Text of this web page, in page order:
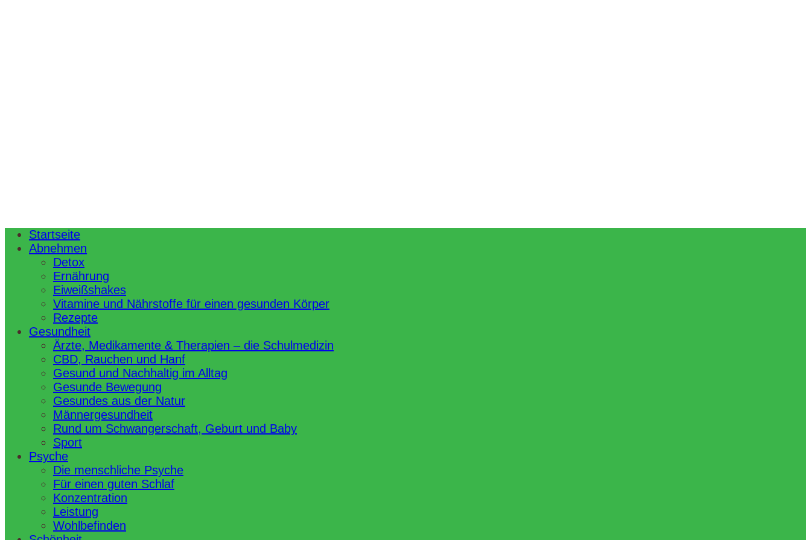
Startseite
Abnehmen
Detox
Ernährung
Eiweißshakes
Vitamine und Nährstoffe für einen gesunden Körper
Rezepte
Gesundheit
Ärzte, Medikamente & Therapien – die Schulmedizin
CBD, Rauchen und Hanf
Gesund und Nachhaltig im Alltag
Gesunde Bewegung
Gesundes aus der Natur
Männergesundheit
Rund um Schwangerschaft, Geburt und Baby
Sport
Psyche
Die menschliche Psyche
Für einen guten Schlaf
Konzentration
Leistung
Wohlbefinden